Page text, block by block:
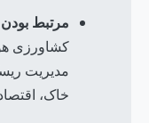
مرتبط
کشاورزی
مدیریت
خاک،